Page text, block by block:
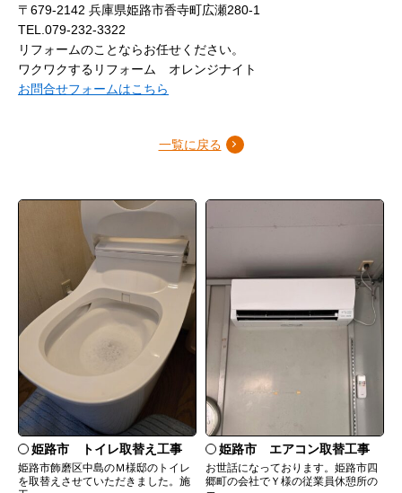
〒679-2142 兵庫県姫路市香寺町広瀬280-1
TEL.079-232-3322
リフォームのことならお任せください。
ワクワクするリフォーム オレンジナイト
お問合せフォームはこちら
一覧に戻る
姫路市 トイレ取替え工事
姫路市飾磨区中島のＭ様邸のトイレ
を取替えさせていただきました。施
姫路市 エアコン取替工事
お世話になっております。姫路市四
郷町の会社でＹ様の従業員休憩所の